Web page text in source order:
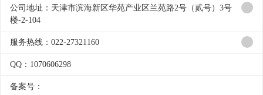
公司地址：天津市滨海新区华苑产业区兰苑路2号（贰号）3号
楼-2-104
服务热线：022-27321160
QQ：1070606298
备案号：